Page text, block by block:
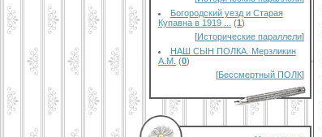
Богородский уезд и Старая
Купавна в 1919 ...
(1)
[Исторические параллели]
НАШ СЫН ПОЛКА. Мерзликин
А.М. (0)
[Бессмертный ПОЛК]